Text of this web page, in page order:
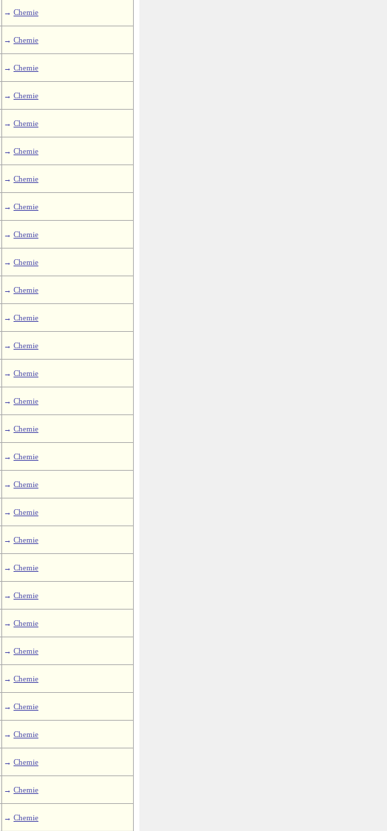
→ Chemie
→ Chemie
→ Chemie
→ Chemie
→ Chemie
→ Chemie
→ Chemie
→ Chemie
→ Chemie
→ Chemie
→ Chemie
→ Chemie
→ Chemie
→ Chemie
→ Chemie
→ Chemie
→ Chemie
→ Chemie
→ Chemie
→ Chemie
→ Chemie
→ Chemie
→ Chemie
→ Chemie
→ Chemie
→ Chemie
→ Chemie
→ Chemie
→ Chemie
→ Chemie